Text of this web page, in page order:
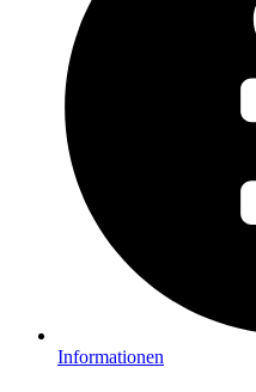
Informationen